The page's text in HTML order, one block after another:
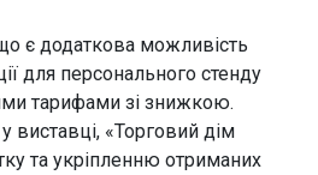
є додаткова можливість
для персонального стенду
тарифами зі знижкою.
виставці, «Торговий дім
та укріпленню отриманих